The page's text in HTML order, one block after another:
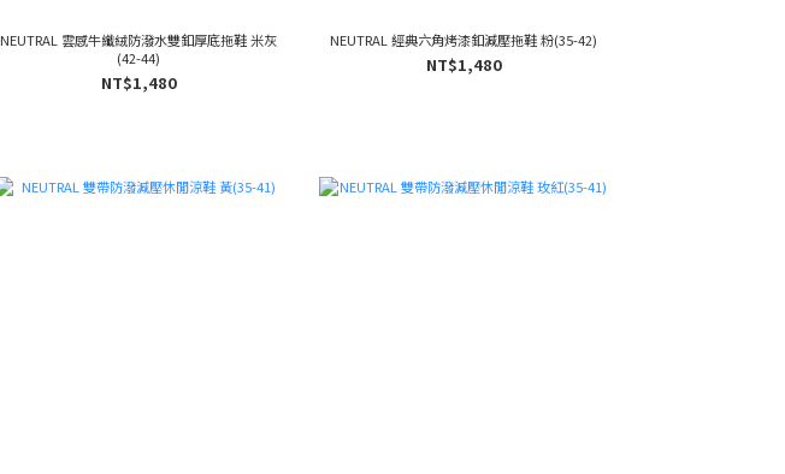
NEUTRAL 雲感牛纖絨防潑水雙釦厚底拖鞋 米灰
(42-44)
NT$1,480
NEUTRAL 經典六角烤漆釦減壓拖鞋 粉(35-42)
NT$1,480